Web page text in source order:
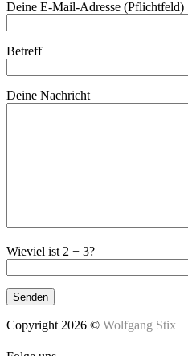
Deine E-Mail-Adresse (Pflichtfeld)
Betreff
Deine Nachricht
Wieviel ist 2 + 3?
Copyright 2026 © Wolfgang Stix